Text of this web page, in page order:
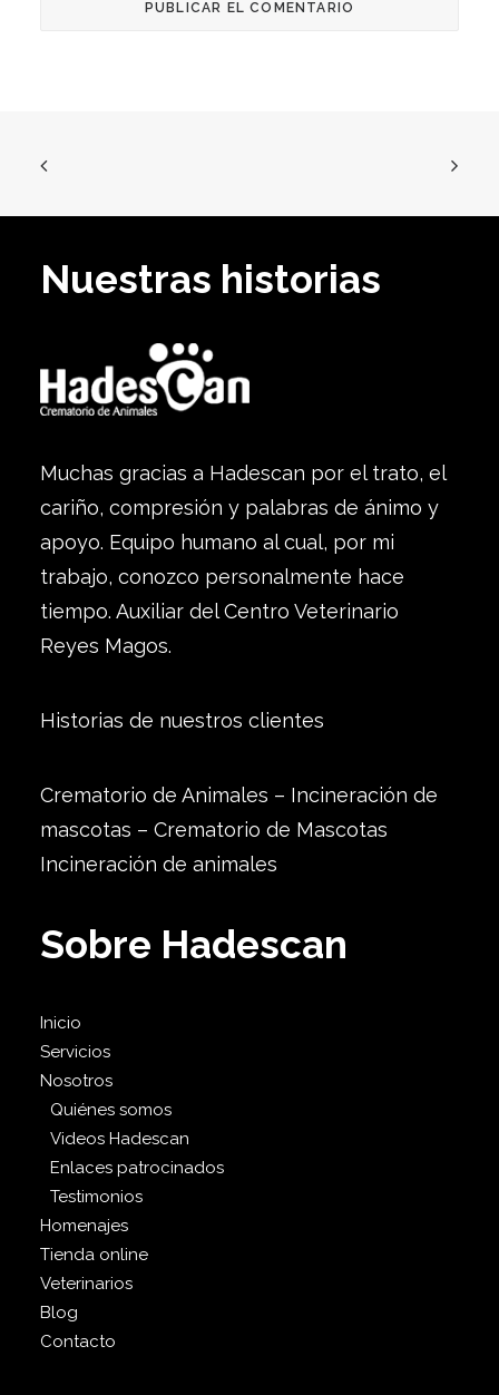
Nuestras historias
Muchas gracias a Hadescan por el trato, el
cariño, compresión y palabras de ánimo y
apoyo. Equipo humano al cual, por mi
trabajo, conozco personalmente hace
tiempo. Auxiliar del Centro Veterinario
Reyes Magos.
Historias de nuestros clientes
Crematorio de Animales – Incineración de
mascotas – Crematorio de Mascotas
Incineración de animales
Sobre Hadescan
Inicio
Servicios
Nosotros
Quiénes somos
Videos Hadescan
Enlaces patrocinados
Testimonios
Homenajes
Tienda online
Veterinarios
Blog
Contacto